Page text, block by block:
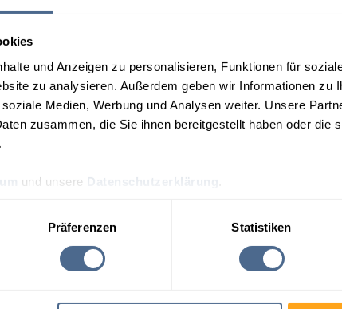
und Anzeigen zu personalisieren, Funktionen für
zu analysieren. Außerdem geben wir Informationen zu
Medien, Werbung und Analysen weiter. Unsere
zusammen, die Sie ihnen bereitgestellt haben oder die
und unsere Datenschutzerklärung
Präferenzen Statistiken
aus?
im Innkreis?
für